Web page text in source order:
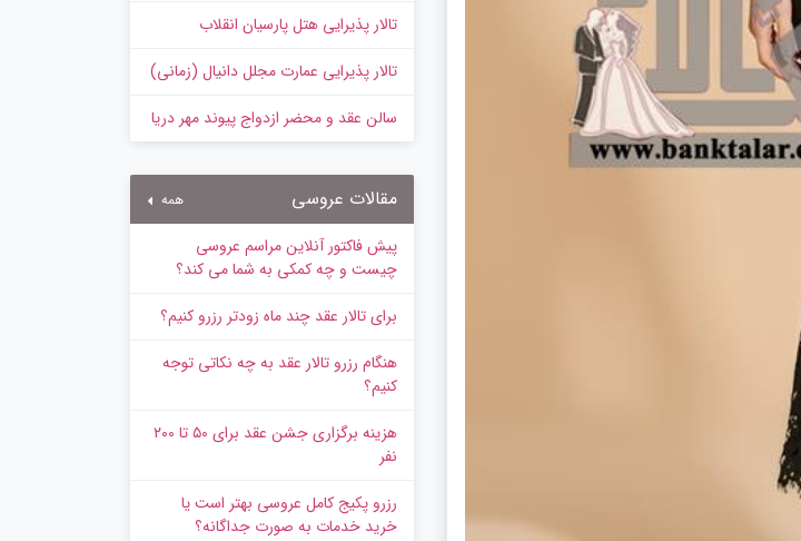
تالار پذیرایی هتل پارسیان انقلاب
تالار پذیرایی عمارت مجلل دانیال (زمانی)
سالن عقد و محضر ازدواج پیوند مهر دریا
مقالات عروسی همه
پیش‌ فاکتور آنلاین مراسم عروسی
چیست و چه کمکی به شما می کند؟
برای تالار عقد چند ماه زودتر رزرو کنیم؟
هنگام رزرو تالار عقد به چه نکاتی توجه
کنیم؟
هزینه برگزاری جشن عقد برای ۵۰ تا ۲۰۰
نفر
رزرو پکیج کامل عروسی بهتر است یا
خرید خدمات به‌ صورت جداگانه؟